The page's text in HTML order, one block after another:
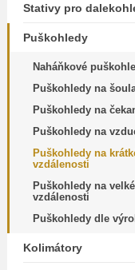
Stativy pro
Puškohledy
Naháňkové
Puškohledy na
Puškohledy na
Puškohledy na
Puškohledy na
vzdálenosti
Puškohledy na velké
vzdálenosti
Puškohledy dle
Kolimátory